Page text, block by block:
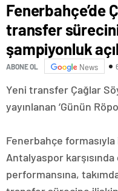
Fenerbahçe’de
transfer sürecini
şampiyonluk
ABONE OL News
Yeni transfer Çağlar
yayınlanan ‘Günün
Fenerbahçe
Antalyaspor
performansına,